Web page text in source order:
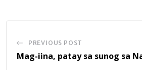
PREVIOUS POST
Mag-iina, patay sa sunog sa